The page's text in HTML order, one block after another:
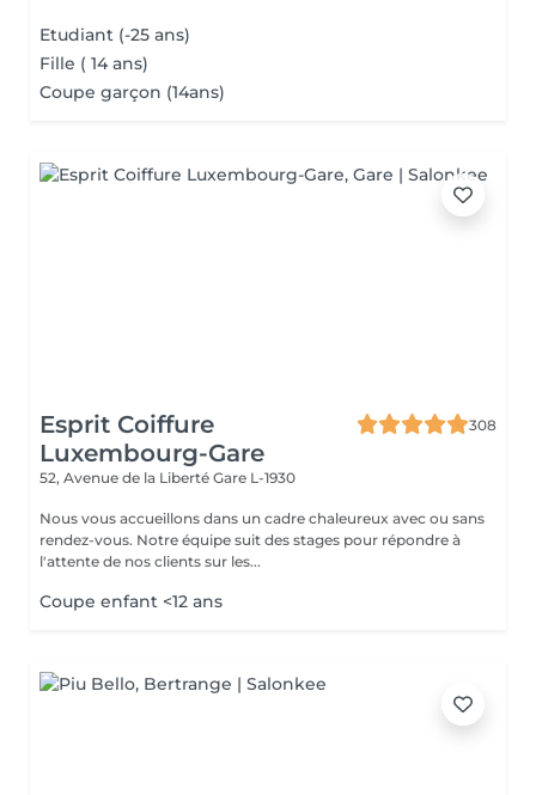
Etudiant (-25 ans)
Fille ( 14 ans)
Coupe garçon (14ans)
Esprit Coiffure
Luxembourg-Gare
308
52, Avenue de la Liberté Gare L-1930
Nous vous accueillons dans un cadre chaleureux avec ou sans
rendez-vous. Notre équipe suit des stages pour répondre à
l'attente de nos clients sur les...
Coupe enfant <12 ans